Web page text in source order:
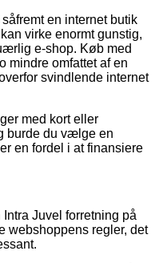
en internet butik
virke enormt gunstig,
e-shop. Køb med
mindre omfattet af en
svindlende internet
med kort eller
burde du vælge en
en fordel i at finansiere
Juvel forretning på
webshoppens regler, det